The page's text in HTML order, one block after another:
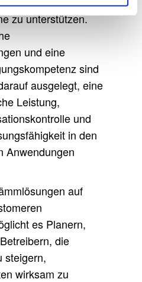
zu unterstützen.
und eine
sind
ausgelegt, eine
Leistung,
und
in den
Anwendungen
auf
es Planern,
die
steigern,
wirksam zu